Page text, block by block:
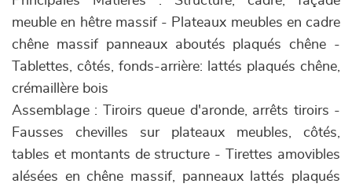
meuble en hêtre massif - Plateaux meubles en cadre
chêne massif panneaux aboutés plaqués chêne -
Tablettes, côtés, fonds-arrière: lattés plaqués chêne,
crémaillère bois
Assemblage : Tiroirs queue d'aronde, arrêts tiroirs -
Fausses chevilles sur plateaux meubles, côtés,
tables et montants de structure - Tirettes amovibles
alésées en chêne massif, panneaux lattés plaqués